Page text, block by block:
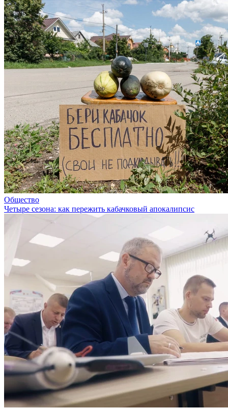
Общество
Четыре сезона: как пережить кабачковый апокалипсис